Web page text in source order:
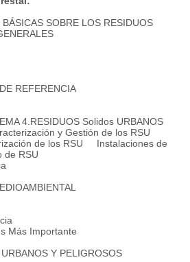
SOBRE LOS RESIDUOS
REFERENCIA
4.RESIDUOS Solidos URBANOS
y Gestión de los RSU
de los RSU
Instalaciones de
de RSU
Más Importante
Y PELIGROSOS